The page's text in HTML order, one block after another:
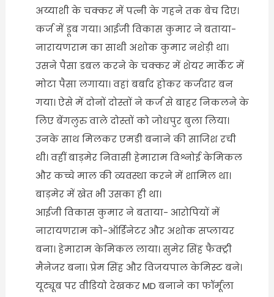
अय्याशी के चक्कर में पत्नी के गहने तक बेच दिए।
कर्ज में डूब गया। आईजी विकास कुमार ने बताया-
नारायणराम का साथी अशोक कुमार नशेड़ी था।
उसने पैसा डबल करने के चक्कर में शेयर मार्केट में
मोटा पैसा लगाया। वहां बर्बाद होकर कर्जदार बन
गया। ऐसे में दोनों दोस्तों ने कर्ज से बाहर निकलने के
लिए बेंगलुरु वाले दोस्तों को जोधपुर बुला लिया।
उनके साथ मिलकर एमडी बनाने की साजिश रची
थी। वहीं बाड़मेर निवासी हेमाराम विश्नोई केमिकल
और कच्चे माल की व्यवस्था करने में शामिल था।
बाड़मेर में खेत भी उसका ही था।
आईजी विकास कुमार ने बताया- आरोपियों में
नारायणराम को-ऑर्डिनेटर और अशोक सप्लायर
बना। हेमाराम केमिकल लाया। सुमेर सिंह फैक्ट्री
मैनेजर बना। प्रेम सिंह और विजयपाल केमिस्ट बने।
यूट्यूब पर वीडियो देखकर MD बनाने का फॉर्मूला